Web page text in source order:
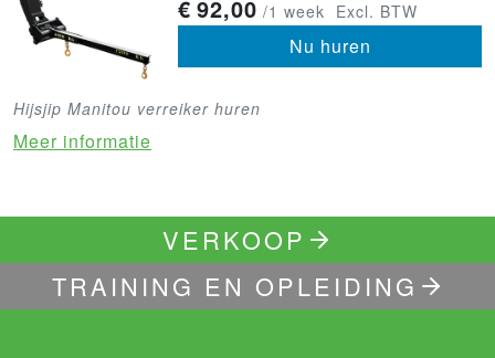
€ 92,00 /1 week Excl. BTW
Nu huren
Hijsjip Manitou verreiker huren
Meer informatie
VERKOOP
TRAINING EN OPLEIDING